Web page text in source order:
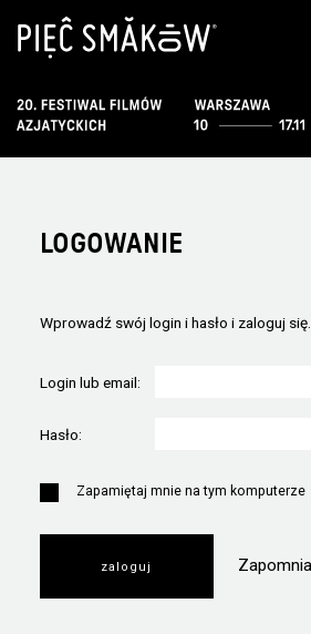
LOGOWANIE
Wprowadź swój login i hasło i zaloguj się.
Login lub email:
Hasło:
Zapamiętaj mnie na tym komputerze